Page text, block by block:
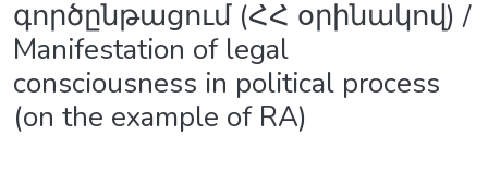
գործընթացում (ՀՀ օրինակով) /
Manifestation of legal
consciousness in political process
(on the example of RA)